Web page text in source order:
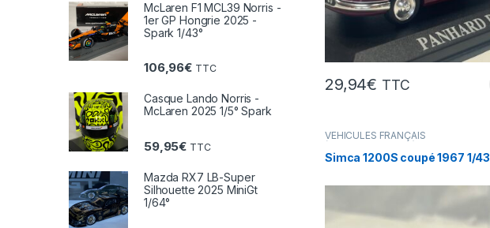
29,94€ TTC
VÉHICULES FRANÇAIS
(voitures,camions...)
Simca 1200S coupé 1967 1/43
McLaren F1 MCL39 Norris -
1er GP Hongrie 2025 -
Spark 1/43°
106,96€ TTC
Casque Lando Norris -
McLaren 2025 1/5° Spark
59,95€ TTC
Mazda RX7 LB-Super
Silhouette 2025 MiniGt
1/64°